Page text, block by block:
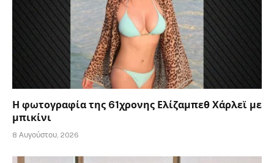
Η φωτογραφία της 61χρονης Ελίζαμπεθ Χάρλεϊ με
μπικίνι
8 Αυγούστου, 2026